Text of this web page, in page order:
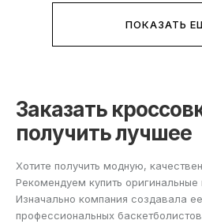
ПОКАЗАТЬ
Заказать
получить лучшее
Хотите получить модную,
Рекомендуем купить
Изначально компания создавала
профессиональных